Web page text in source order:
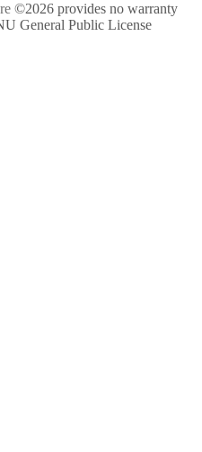
©2026 provides no warranty
General Public License